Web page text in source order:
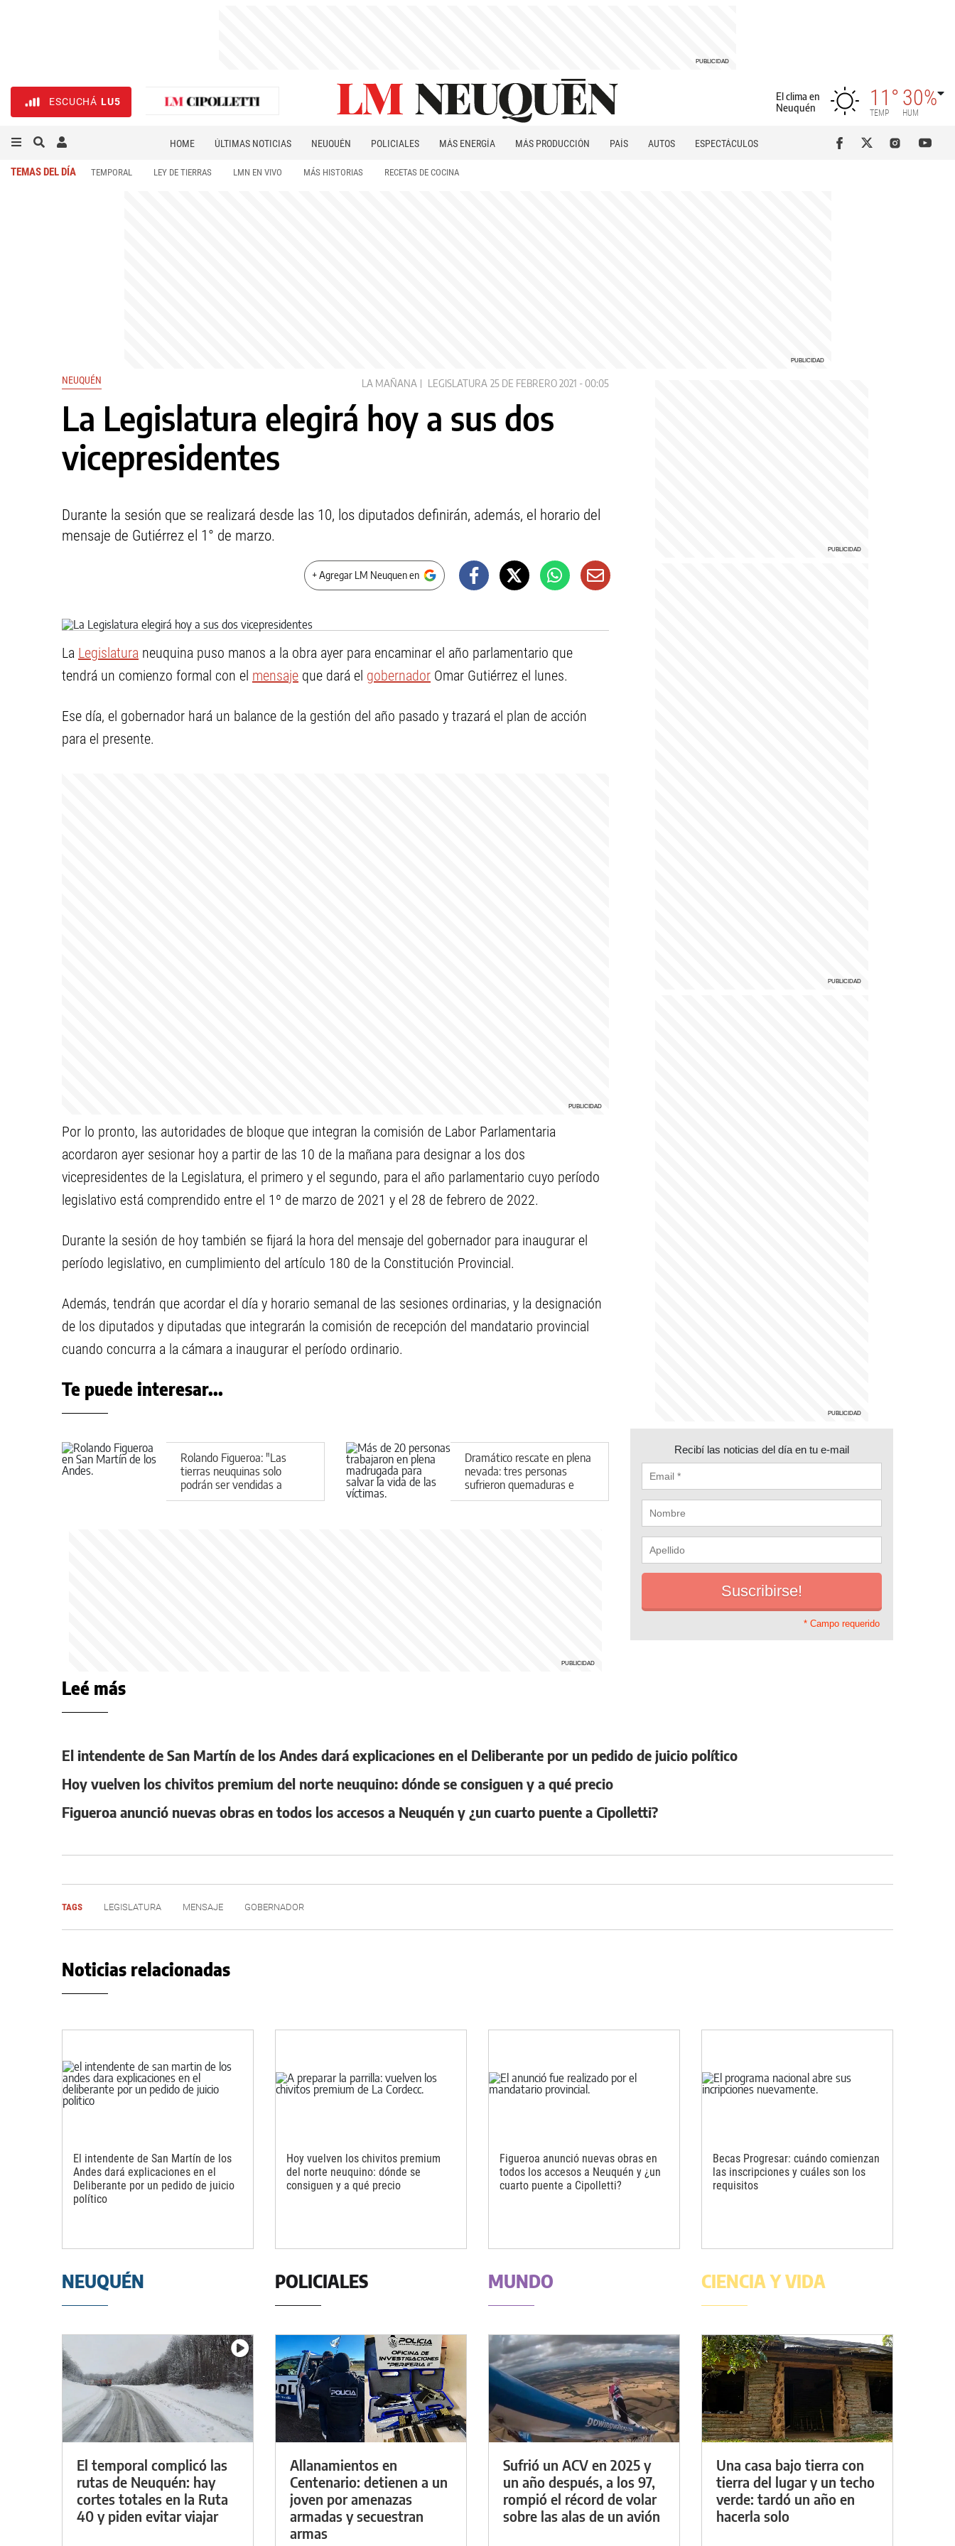
ESCUCHÁ LU5
El clima en
Neuquén
11°
TEMP
30%
HUM
HOME ÚLTIMAS NOTICIAS NEUQUÉN POLICIALES MÁS ENERGÍA MÁS PRODUCCIÓN PAÍS AUTOS
ESPECTÁCULOS
TEMAS DEL DÍA TEMPORAL LEY DE TIERRAS LMN EN VIVO MÁS HISTORIAS RECETAS DE COCINA
NEUQUÉN LA MAÑANA LEGISLATURA 25 DE FEBRERO 2021 - 00:05
La Legislatura elegirá hoy a sus dos
vicepresidentes
Durante la sesión que se realizará desde las 10, los diputados definirán, además, el horario del
mensaje de Gutiérrez el 1° de marzo.
+ Agregar LM Neuquen en
La Legislatura neuquina puso manos a la obra ayer para encaminar el año parlamentario que
tendrá un comienzo formal con el mensaje que dará el gobernador Omar Gutiérrez el lunes.
Ese día, el gobernador hará un balance de la gestión del año pasado y trazará el plan de acción
para el presente.
Por lo pronto, las autoridades de bloque que integran la comisión de Labor Parlamentaria
acordaron ayer sesionar hoy a partir de las 10 de la mañana para designar a los dos
vicepresidentes de la Legislatura, el primero y el segundo, para el año parlamentario cuyo período
legislativo está comprendido entre el 1º de marzo de 2021 y el 28 de febrero de 2022.
Durante la sesión de hoy también se fijará la hora del mensaje del gobernador para inaugurar el
período legislativo, en cumplimiento del artículo 180 de la Constitución Provincial.
Además, tendrán que acordar el día y horario semanal de las sesiones ordinarias, y la designación
de los diputados y diputadas que integrarán la comisión de recepción del mandatario provincial
cuando concurra a la cámara a inaugurar el período ordinario.
Te puede interesar...
Rolando Figueroa: "Las
tierras neuquinas solo
podrán ser vendidas a
argentinos"
Dramático rescate en plena
nevada: tres personas
sufrieron quemaduras e
hipotermia tras un incendio
Recibí las noticias del día en tu e-mail
* Campo requerido
Leé más
El intendente de San Martín de los Andes dará explicaciones en el Deliberante por un pedido de juicio político
Hoy vuelven los chivitos premium del norte neuquino: dónde se consiguen y a qué precio
Figueroa anunció nuevas obras en todos los accesos a Neuquén y ¿un cuarto puente a Cipolletti?
TAGS LEGISLATURA MENSAJE GOBERNADOR
Noticias relacionadas
El intendente de San Martín de los
Andes dará explicaciones en el
Deliberante por un pedido de juicio
político
Hoy vuelven los chivitos premium
del norte neuquino: dónde se
consiguen y a qué precio
Figueroa anunció nuevas obras en
todos los accesos a Neuquén y ¿un
cuarto puente a Cipolletti?
Becas Progresar: cuándo comienzan
las inscripciones y cuáles son los
requisitos
NEUQUÉN
El temporal complicó las
rutas de Neuquén: hay
cortes totales en la Ruta
40 y piden evitar viajar
POLICIALES
Allanamientos en
Centenario: detienen a un
joven por amenazas
armadas y secuestran
armas
MUNDO
Sufrió un ACV en 2025 y
un año después, a los 97,
rompió el récord de volar
sobre las alas de un avión
CIENCIA Y VIDA
Una casa bajo tierra con
tierra del lugar y un techo
verde: tardó un año en
hacerla solo